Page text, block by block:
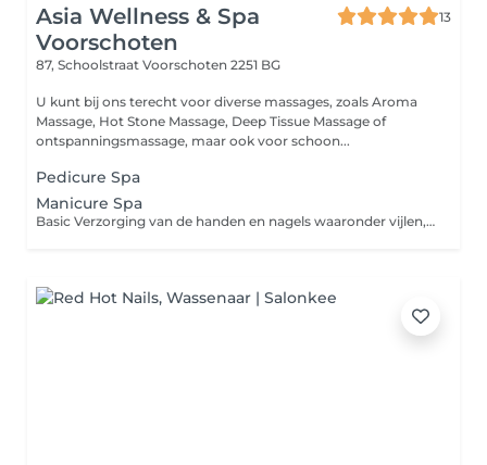
Asia Wellness & Spa
Voorschoten
13
87, Schoolstraat Voorschoten 2251 BG
U kunt bij ons terecht voor diverse massages, zoals Aroma
Massage, Hot Stone Massage, Deep Tissue Massage of
ontspanningsmassage, maar ook voor schoon...
Pedicure Spa
Manicure Spa
Basic Verzorging van de handen en nagels waaronder vijlen, nagelriemverzorging en een heerlijke dagcrème! Spa Als de standaard, aangevuld met handbad in manicure bowl met verzorgende olie. Daarna verzorging van de handen en onderarmen met een heerlijke scrub, gevolgd door armmassage met een verzorgende crème afgemaakt met nagellak!